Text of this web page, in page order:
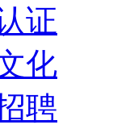
证
化
聘